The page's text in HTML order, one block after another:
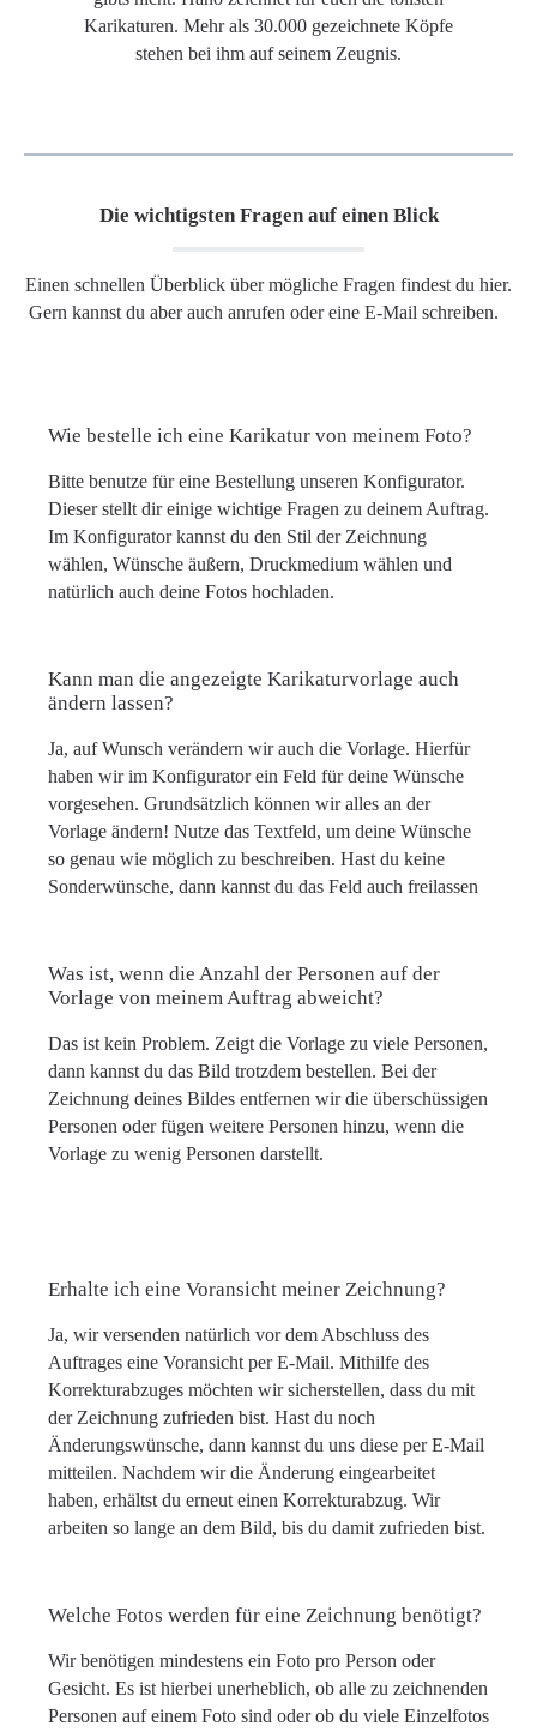
Karikaturen. Mehr als 30.000 gezeichnete Köpfe
stehen bei ihm auf seinem Zeugnis.
Die wichtigsten Fragen auf einen Blick
Einen schnellen Überblick über mögliche Fragen findest du hier.
Gern kannst du aber auch anrufen oder eine E-Mail schreiben.
Wie bestelle ich eine Karikatur von meinem Foto?
Bitte benutze für eine Bestellung unseren Konfigurator.
Dieser stellt dir einige wichtige Fragen zu deinem Auftrag.
Im Konfigurator kannst du den Stil der Zeichnung
wählen, Wünsche äußern, Druckmedium wählen und
natürlich auch deine Fotos hochladen.
Kann man die angezeigte Karikaturvorlage auch
ändern lassen?
Ja, auf Wunsch verändern wir auch die Vorlage. Hierfür
haben wir im Konfigurator ein Feld für deine Wünsche
vorgesehen. Grundsätzlich können wir alles an der
Vorlage ändern! Nutze das Textfeld, um deine Wünsche
so genau wie möglich zu beschreiben. Hast du keine
Sonderwünsche, dann kannst du das Feld auch freilassen
Was ist, wenn die Anzahl der Personen auf der
Vorlage von meinem Auftrag abweicht?
Das ist kein Problem. Zeigt die Vorlage zu viele Personen,
dann kannst du das Bild trotzdem bestellen. Bei der
Zeichnung deines Bildes entfernen wir die überschüssigen
Personen oder fügen weitere Personen hinzu, wenn die
Vorlage zu wenig Personen darstellt.
Erhalte ich eine Voransicht meiner Zeichnung?
Ja, wir versenden natürlich vor dem Abschluss des
Auftrages eine Voransicht per E-Mail. Mithilfe des
Korrekturabzuges möchten wir sicherstellen, dass du mit
der Zeichnung zufrieden bist. Hast du noch
Änderungswünsche, dann kannst du uns diese per E-Mail
mitteilen. Nachdem wir die Änderung eingearbeitet
haben, erhältst du erneut einen Korrekturabzug. Wir
arbeiten so lange an dem Bild, bis du damit zufrieden bist.
Welche Fotos werden für eine Zeichnung benötigt?
Wir benötigen mindestens ein Foto pro Person oder
Gesicht. Es ist hierbei unerheblich, ob alle zu zeichnenden
Personen auf einem Foto sind oder ob du viele Einzelfotos